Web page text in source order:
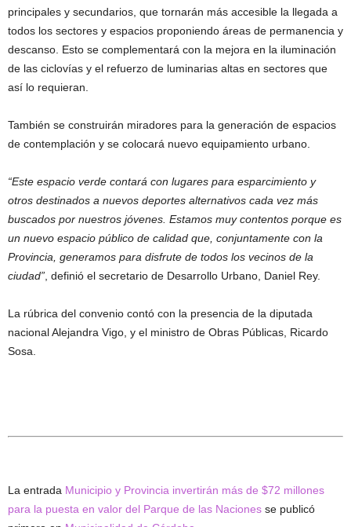
principales y secundarios, que tornarán más accesible la llegada a
todos los sectores y espacios proponiendo áreas de permanencia y
descanso. Esto se complementará con la mejora en la iluminación
de las ciclovías y el refuerzo de luminarias altas en sectores que
así lo requieran.
También se construirán miradores para la generación de espacios
de contemplación y se colocará nuevo equipamiento urbano.
“Este espacio verde contará con lugares para esparcimiento y
otros destinados a nuevos deportes alternativos cada vez más
buscados por nuestros jóvenes. Estamos muy contentos porque es
un nuevo espacio público de calidad que, conjuntamente con la
Provincia, generamos para disfrute de todos los vecinos de la
ciudad” , definió el secretario de Desarrollo Urbano, Daniel Rey.
La rúbrica del convenio contó con la presencia de la diputada
nacional Alejandra Vigo, y el ministro de Obras Públicas, Ricardo
Sosa.
La entrada Municipio y Provincia invertirán más de $72 millones
para la puesta en valor del Parque de las Naciones se publicó